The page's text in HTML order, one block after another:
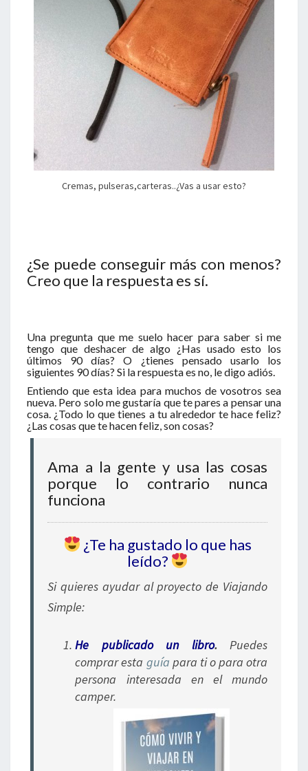
Cremas, pulseras,carteras..¿Vas a usar esto?
¿Se puede conseguir más con menos?
Creo que la respuesta es sí.
Una pregunta que me suelo hacer para saber si me
tengo que deshacer de algo ¿Has usado esto los
últimos 90 días? O ¿tienes pensado usarlo los
siguientes 90 días? Si la respuesta es no, le digo adiós.
Entiendo que esta idea para muchos de vosotros sea
nueva. Pero solo me gustaría que te pares a pensar una
cosa. ¿Todo lo que tienes a tu alrededor te hace feliz?
¿Las cosas que te hacen feliz, son cosas?
Ama a la gente y usa las cosas
porque lo contrario nunca
funciona
¿Te ha gustado lo que has
leído?
Si quieres ayudar al proyecto de Viajando
Simple:
He publicado un libro.Puedes
comprar esta guía para ti o para otra
persona interesada en el mundo
camper.